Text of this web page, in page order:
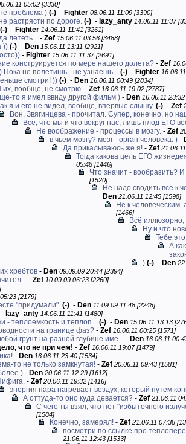
05:02 [3330]
проблема ) (-) - Fighter 08.06.11 11:09 [3390]
растрясти по дороге. (-) - lazy_anty 14.06.11 11:37
(-) - Fighter 14.06.11 11:41 [3261]
лететь... - Zef 15.06.11 03:56 [3488]
)) (-) - Den 15.06.11 13:11 [2921]
- Fighter 15.06.11 11:37 [2691]
конструируется по мере нашего долета? - Zef
Пока не полетишь - не узнаешь... (-) - Fighter
смотри! )) (-) - Den 16.06.11 00:49 [2834]
их, вообще, не смотрю. - Zef 16.06.11 19:02 [2787]
то я имел ввиду другой фильм ) - Den 16.06.11
я и его не видел, вообще, впервые слышу. (-) - Zef
Вон, Звягинцева - прочитал. Супер, конечно, но
Всё, что мы и что вокруг нас, лишь плод ЕГО
Не воображение - процессы в мозгу. - Zef
в чьем мозгу? мозг - орган человека. ) -
Да прикалываюсь же я! - Zef
Тогда какова цель ЕГО
05:48 [1446]
Что значит - вообразить?
[1520]
Не надо сводить всё к
Den 21.06.11 12:45 [1598]
Не к человеческим.
[1466]
Всё иллюзорно,
Ну и что
Тебе
А
) (-) - Den
хребтов - Den 09.09.09 20:44 [2394]
- Zef 10.09.09 06:23 [2260]
[2179]
"придумали". (-) - Den 11.09.09 11:48 [2248]
- lazy_anty 14.06.11 11:41 [1480]
- теплоемкость и теплоп... (-) - Den 15.06.11 13:13
на границе фаз? - Zef 16.06.11 00:25 [1571]
грунт на разной глубине име... - Den 16.06.11
что не при чем! - Zef 16.06.11 19:07 [1479]
- Den 16.06.11 23:40 [1534]
то не только замкнутая! - Zef 20.06.11 09:43 [1581]
) - Den 20.06.11 12:29 [1612]
- Zef 20.06.11 19:32 [1416]
энергия пара нагревает воздух, который путем
А оттуда-то оно куда девается? - Zef 21.06.11
С чего ты взял, что нет "избыточного
[1584]
Конечно, замерял! - Zef 21.06.11 07:38
посмотри по ссылке про
21.06.11 12:43 [1533]